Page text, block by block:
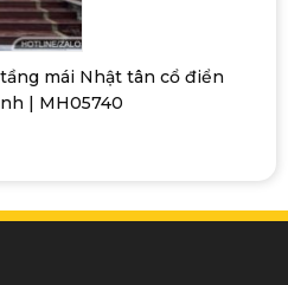
mái Nhật tân cổ điển
| MH05740